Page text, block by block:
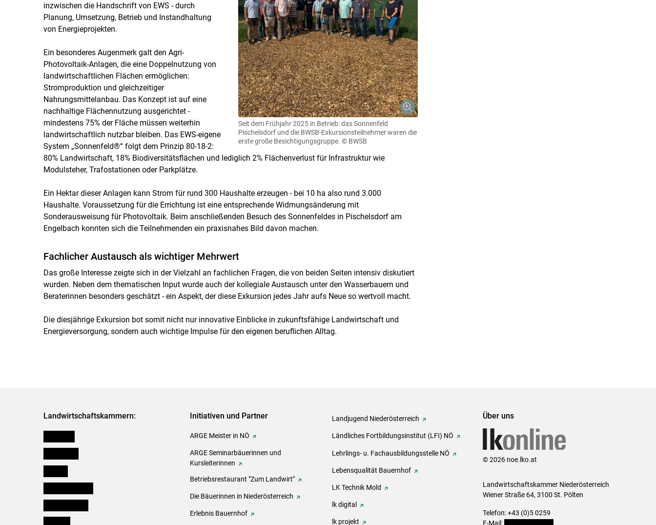
Seit dem Frühjahr 2025 in Betrieb: das Sonnenfeld
Pischelsdorf und die BWSB-Exkursionsteilnehmer waren die
erste große Besichtigungsgruppe. © BWSB
inzwischen die Handschrift von EWS - durch
Planung, Umsetzung, Betrieb und Instandhaltung
von Energieprojekten.
Ein besonderes Augenmerk galt den Agri-
Photovoltaik-Anlagen, die eine Doppelnutzung von
landwirtschaftlichen Flächen ermöglichen:
Stromproduktion und gleichzeitiger
Nahrungsmittelanbau. Das Konzept ist auf eine
nachhaltige Flächennutzung ausgerichtet -
mindestens 75% der Fläche müssen weiterhin
landwirtschaftlich nutzbar bleiben. Das EWS-eigene
System „Sonnenfeld®“ folgt dem Prinzip 80-18-2:
80% Landwirtschaft, 18% Biodiversitätsflächen und lediglich 2% Flächenverlust für Infrastruktur wie
Modulsteher, Trafostationen oder Parkplätze.
Ein Hektar dieser Anlagen kann Strom für rund 300 Haushalte erzeugen - bei 10 ha also rund 3.000
Haushalte. Voraussetzung für die Errichtung ist eine entsprechende Widmungsänderung mit
Sonderausweisung für Photovoltaik. Beim anschließenden Besuch des Sonnenfeldes in Pischelsdorf am
Engelbach konnten sich die Teilnehmenden ein praxisnahes Bild davon machen.
Fachlicher Austausch als wichtiger Mehrwert
Das große Interesse zeigte sich in der Vielzahl an fachlichen Fragen, die von beiden Seiten intensiv diskutiert
wurden. Neben dem thematischen Input wurde auch der kollegiale Austausch unter den Wasserbauern und
Beraterinnen besonders geschätzt - ein Aspekt, der diese Exkursion jedes Jahr aufs Neue so wertvoll macht.
Die diesjährige Exkursion bot somit nicht nur innovative Einblicke in zukunftsfähige Landwirtschaft und
Energieversorgung, sondern auch wichtige Impulse für den eigenen beruflichen Alltag.
Landwirtschaftskammern: Initiativen und Partner
ARGE Meister in NÖ
ARGE Seminarbäuerinnen und
Kursleiterinnen
Betriebsrestaurant "Zum Landwirt"
Die Bäuerinnen in Niederösterreich
Erlebnis Bauernhof
Landjugend Niederösterreich
Ländliches Fortbildungsinstitut (LFI) NÖ
Lehrlings- u. Fachausbildungsstelle NÖ
Lebensqualität Bauernhof
LK Technik Mold
lk digital
lk projekt
Über uns
© 2026 noe.lko.at
Landwirtschaftskammer Niederösterreich
Wiener Straße 64, 3100 St. Pölten
Telefon: +43 (0)5 0259
E-Mail: